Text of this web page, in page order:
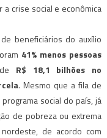
crise social e econômica
beneficiários do auxílio
41% menos pessoas
R$ 18,1 bilhões no
. Mesmo que a fila de
social do país, já
de pobreza ou extrema
de acordo com